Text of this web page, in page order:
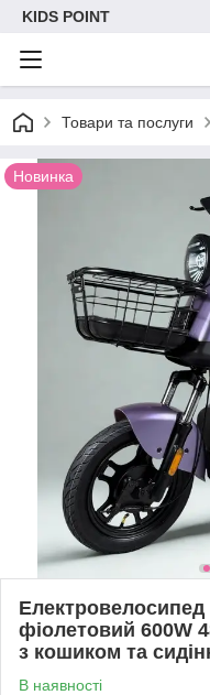
KIDS POINT
Товари та послуги
Новинка
Електровелосипед
фіолетовий 600W
з кошиком та
В наявності